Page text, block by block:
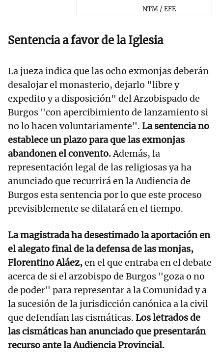
NTM / EFE
Sentencia a favor de la Iglesia
La jueza indica que las ocho exmonjas deberán
desalojar el monasterio, dejarlo "libre y
expedito y a disposición" del Arzobispado de
Burgos "con apercibimiento de lanzamiento si
no lo hacen voluntariamente". La sentencia no
establece un plazo para que las exmonjas
abandonen el convento.Además, la
representación legal de las religiosas ya ha
anunciado que recurrirá en la Audiencia de
Burgos esta sentencia por lo que este proceso
previsiblemente se dilatará en el tiempo.
La magistrada ha desestimado la aportación en
el alegato final de la defensa de las monjas,
Florentino Aláez,en el que entraba en el debate
acerca de si el arzobispo de Burgos "goza o no
de poder" para representar a la Comunidad y a
la sucesión de la jurisdicción canónica a la civil
que defendían las cismáticas. Los letrados de
las cismáticas han anunciado que presentarán
recurso ante la Audiencia Provincial.